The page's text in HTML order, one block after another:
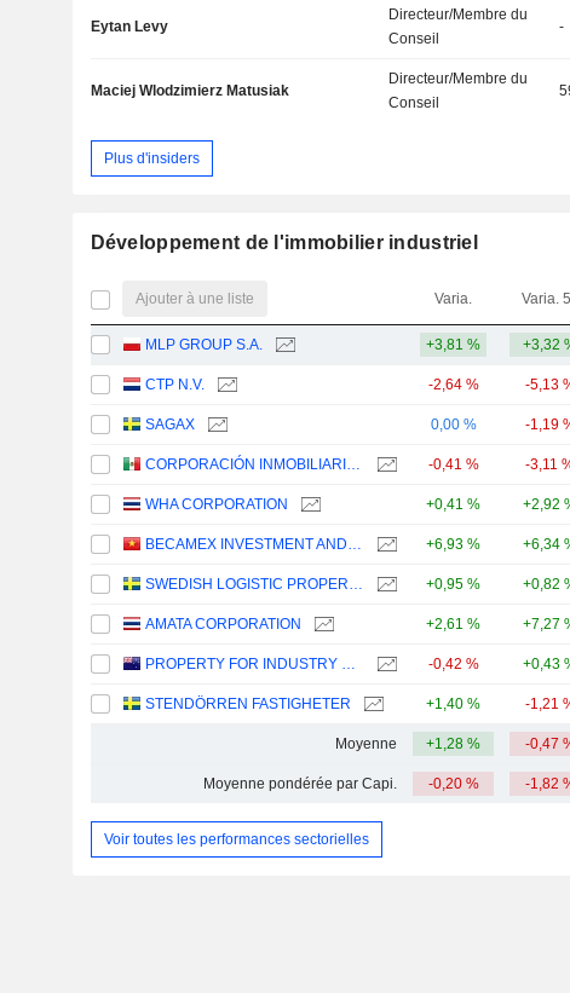
Eytan Levy
Directeur/Membre du
Conseil
-
Maciej Wlodzimierz Matusiak
Directeur/Membre du
Conseil
Plus d'insiders
Développement de l'immobilier industriel
Ajouter à une liste Varia. Varia.
MLP GROUP S.A. +3,81 % +3,32
CTP N.V. -2,64 % -5,13
SAGAX 0,00 % -1,19
CORPORACIÓN INMOBILIARIA VESTA, S.A.B. DE C.V. -0,41 % -3,11
WHA CORPORATION +0,41 % +2,92
BECAMEX INVESTMENT AND INDUSTRIAL DEVELOPMENT GROUP +6,93 % +6,34
SWEDISH LOGISTIC PROPERTY AB +0,95 % +0,82
AMATA CORPORATION +2,61 % +7,27
PROPERTY FOR INDUSTRY LIMITED -0,42 % +0,43
STENDÖRREN FASTIGHETER +1,40 % -1,21
Moyenne +1,28 % -0,47
Moyenne pondérée par Capi. -0,20 % -1,82
Voir toutes les performances sectorielles